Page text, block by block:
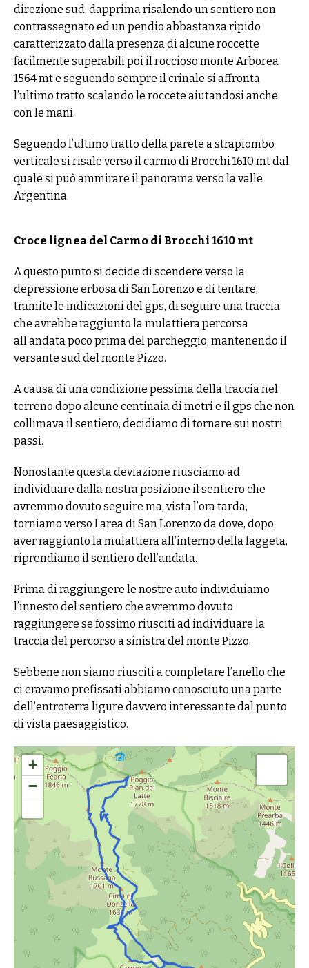
direzione sud, dapprima risalendo un sentiero non
contrassegnato ed un pendio abbastanza ripido
caratterizzato dalla presenza di alcune roccette
facilmente superabili poi il roccioso monte Arborea
1564 mt e seguendo sempre il crinale si affronta
l’ultimo tratto scalando le roccete aiutandosi anche
con le mani.
Seguendo l’ultimo tratto della parete a strapiombo
verticale si risale verso il carmo di Brocchi 1610 mt dal
quale si può ammirare il panorama verso la valle
Argentina.
Croce lignea del Carmo di Brocchi 1610 mt
A questo punto si decide di scendere verso la
depressione erbosa di San Lorenzo e di tentare,
tramite le indicazioni del gps, di seguire una traccia
che avrebbe raggiunto la mulattiera percorsa
all’andata poco prima del parcheggio, mantenendo il
versante sud del monte Pizzo.
A causa di una condizione pessima della traccia nel
terreno dopo alcune centinaia di metri e il gps che non
collimava il sentiero, decidiamo di tornare sui nostri
passi.
Nonostante questa deviazione riusciamo ad
individuare dalla nostra posizione il sentiero che
avremmo dovuto seguire ma, vista l’ora tarda,
torniamo verso l’area di San Lorenzo da dove, dopo
aver raggiunto la mulattiera all’interno della faggeta,
riprendiamo il sentiero dell’andata.
Prima di raggiungere le nostre auto individuiamo
l’innesto del sentiero che avremmo dovuto
raggiungere se fossimo riusciti ad individuare la
traccia del percorso a sinistra del monte Pizzo.
Sebbene non siamo riusciti a completare l’anello che
ci eravamo prefissati abbiamo conosciuto una parte
dell’entroterra ligure davvero interessante dal punto
di vista paesaggistico.
+
−